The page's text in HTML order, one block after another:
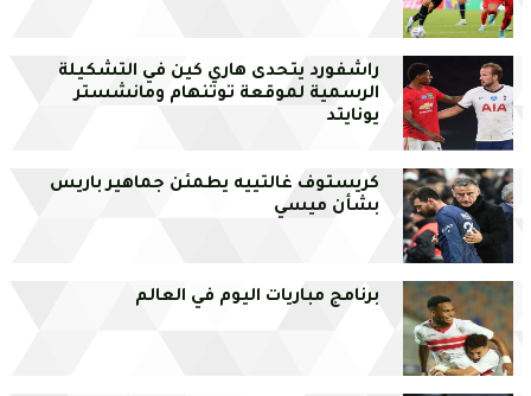
راشفورد يتحدى هاري كين في التشكيلة
الرسمية لموقعة توتنهام ومانشستر
يونايتد
كريستوف غالتييه يطمئن جماهير باريس
بشأن ميسي
برنامج مباريات اليوم في العالم